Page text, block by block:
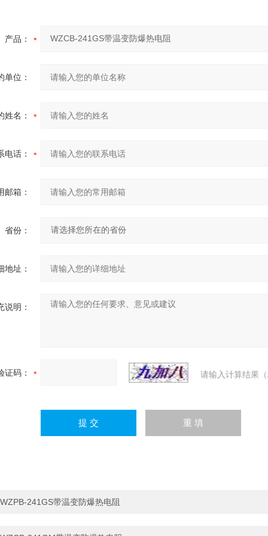
产品：
单位：
姓名：
电话：
邮箱：
省份：
地址：
说明：
证码： 请输入计算结果
WZPB-241GS带温变防爆热电阻